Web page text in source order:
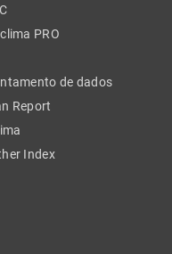
PRO
de dados
Report
Index